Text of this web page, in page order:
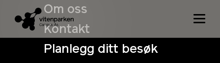
Om oss
Kontakt
Planlegg ditt besøk